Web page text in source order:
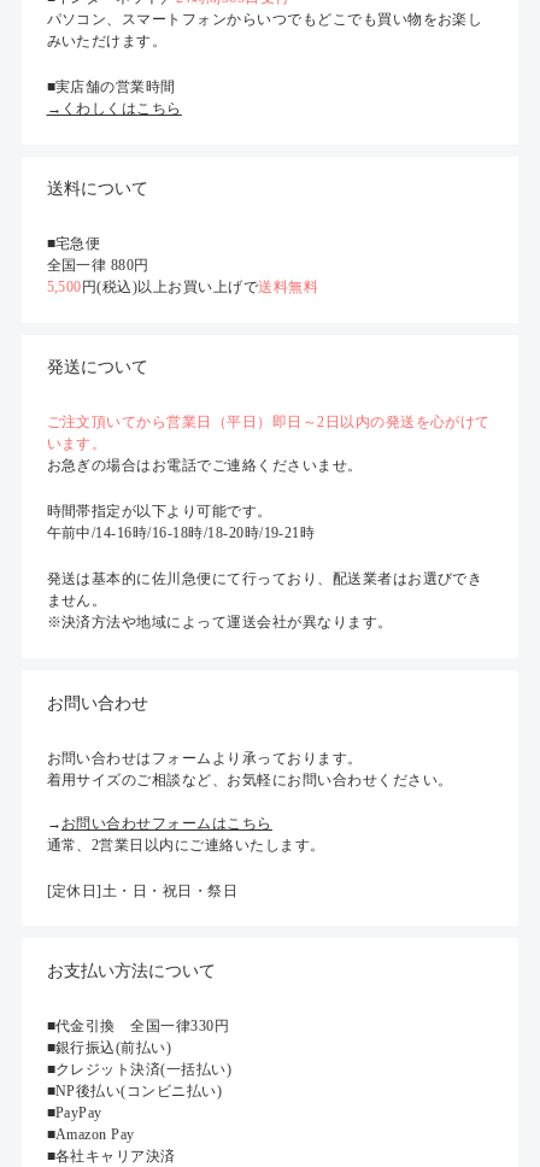
パソコン、スマートフォンからいつでもどこでも買い物をお楽し
みいただけます。
■実店舗の営業時間
→くわしくはこちら
送料について
■宅急便
全国一律 880円
5,500 円(税込)以上お買い上げで送料無料
発送について
ご注文頂いてから営業日（平日）即日～2日以内の発送を心がけて
います。
お急ぎの場合はお電話でご連絡くださいませ。
時間帯指定が以下より可能です。
午前中/14-16時/16-18時/18-20時/19-21時
発送は基本的に佐川急便にて行っており、配送業者はお選びでき
ません。
※決済方法や地域によって運送会社が異なります。
お問い合わせ
お問い合わせはフォームより承っております。
着用サイズのご相談など、お気軽にお問い合わせください。
→ お問い合わせフォームはこちら
通常、2営業日以内にご連絡いたします。
[定休日]土・日・祝日・祭日
お支払い方法について
■代金引換 全国一律330円
■銀行振込(前払い)
■クレジット決済(一括払い)
■NP後払い(コンビニ払い)
■PayPay
■Amazon Pay
■各社キャリア決済